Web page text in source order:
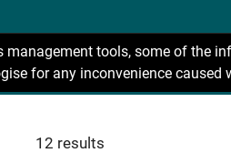
tools, some of the
for any inconvenience caused
12 results